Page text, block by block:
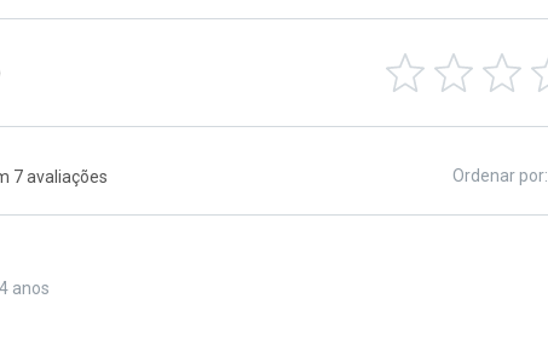
7 avaliações Ordenar por:
anos